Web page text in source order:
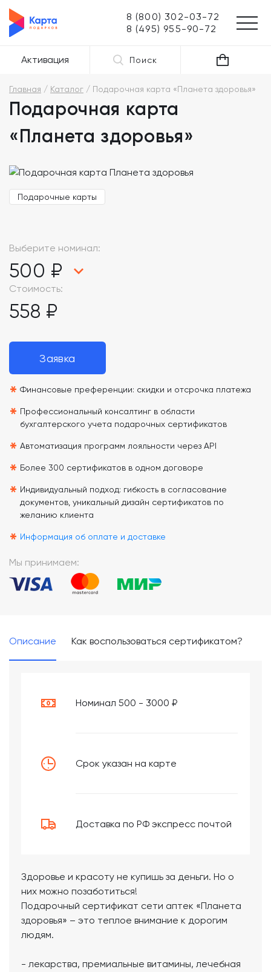
8 (800) 302-03-72
8 (495) 955-90-72
Активация Поиск
Главная Каталог Подарочная карта «Планета здоровья»
Подарочная карта
«Планета здоровья»
Подарочные карты
Выберите номинал:
500 ₽
Стоимость:
558 ₽
Заявка
* Финансовые преференции: скидки и отсрочка платежа
* Профессиональный консалтинг в области
бухгалтерского учета подарочных сертификатов
* Автоматизация программ лояльности через API
* Более 300 сертификатов в одном договоре
* Индивидуальный подход: гибкость в согласование
документов, уникальный дизайн сертификатов по
желанию клиента
* Информация об оплате и доставке
Мы принимаем:
Описание Как воспользоваться сертификатом?
Номинал 500 - 3000 ₽
Срок указан на карте
Доставка по РФ экспресс почтой
Здоровье и красоту не купишь за деньги. Но о
них можно позаботиться!
Подарочный сертификат сети аптек «Планета
здоровья» – это теплое внимание к дорогим
людям.
- лекарства, премиальные витамины, лечебная